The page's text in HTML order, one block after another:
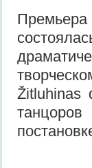
Žitluhinas